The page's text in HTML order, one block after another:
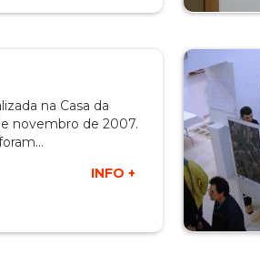
na Casa da
novembro de 2007.
INFO +